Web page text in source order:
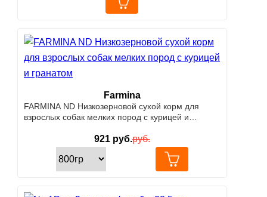
Farmina
FARMINA ND Низкозерновой cухой корм для
взрослых собак мелких пород с курицей и
921руб.руб.